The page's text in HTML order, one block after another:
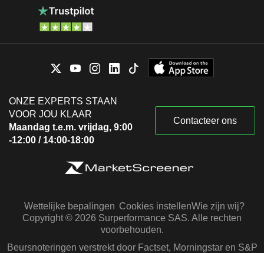
ONZE EXPERTS STAAN
VOOR JOU KLAAR
Maandag t.e.m. vrijdag, 9:00
-12:00 / 14:00-18:00
Contacteer ons
Wettelijke bepalingen Cookies instellenWie zijn wij?
Copyright © 2026 Surperformance SAS. Alle rechten
voorbehouden.
Beursnoteringen verstrekt door Factset, Morningstar en S&P